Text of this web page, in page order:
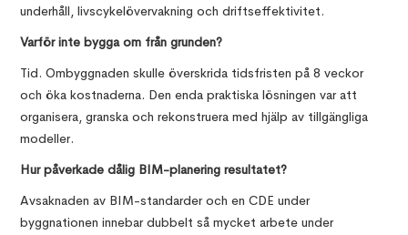
underhåll, livscykelövervakning och driftseffektivitet.
Varför inte bygga om från grunden?
Tid. Ombyggnaden skulle överskrida tidsfristen på 8 veckor
och öka kostnaderna. Den enda praktiska lösningen var att
organisera, granska och rekonstruera med hjälp av tillgängliga
modeller.
Hur påverkade dålig BIM-planering resultatet?
Avsaknaden av BIM-standarder och en CDE under
byggnationen innebar dubbelt så mycket arbete under